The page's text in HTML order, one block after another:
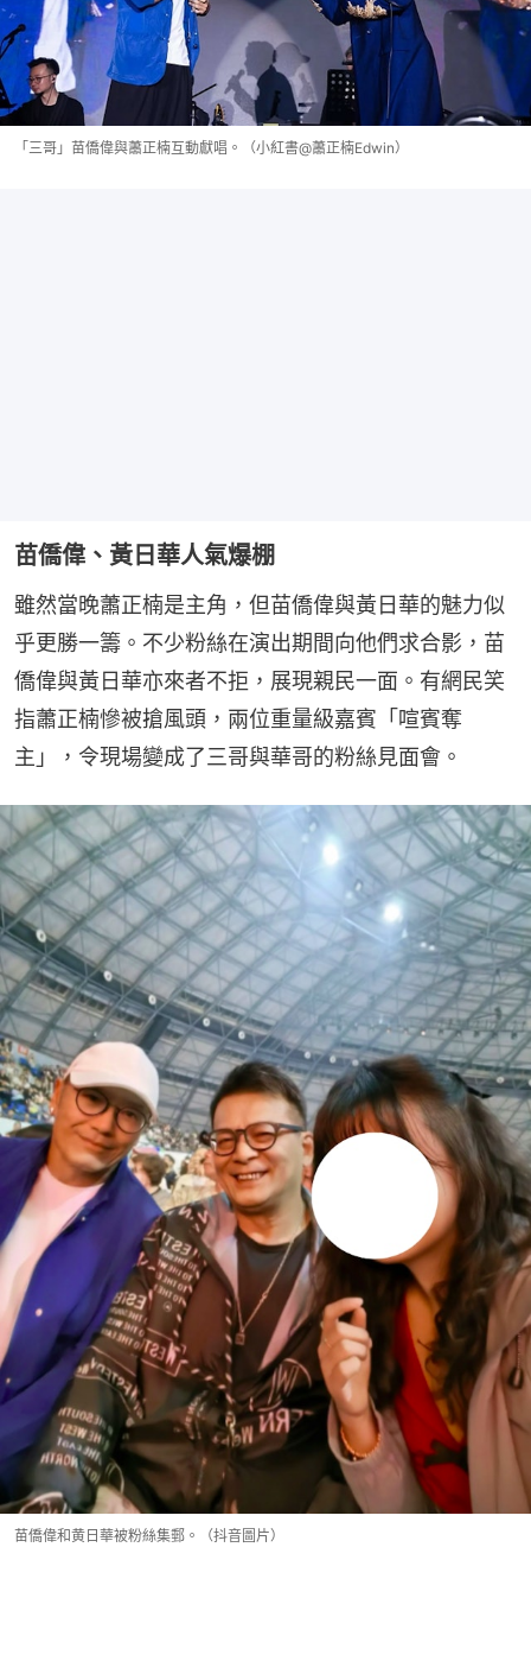
「三哥」苗僑偉與蕭正楠互動獻唱。（小紅書@蕭正楠Edwin）
苗僑偉、黃日華人氣爆棚
雖然當晚蕭正楠是主角，但苗僑偉與黃日華的魅力似
乎更勝一籌。不少粉絲在演出期間向他們求合影，苗
僑偉與黃日華亦來者不拒，展現親民一面。有網民笑
指蕭正楠慘被搶風頭，兩位重量級嘉賓「喧賓奪
主」，令現場變成了三哥與華哥的粉絲見面會。
苗僑偉和黄日華被粉絲集郵。（抖音圖片）